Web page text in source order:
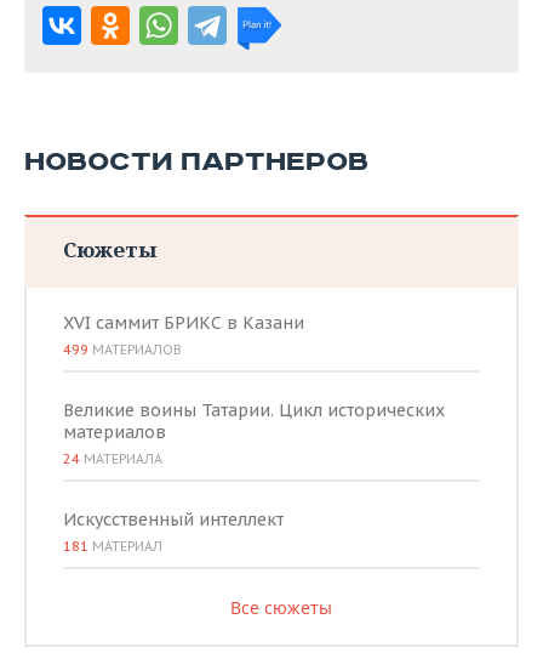
НОВОСТИ ПАРТНЕРОВ
Сюжеты
XVI саммит БРИКС в Казани
499 МАТЕРИАЛОВ
Великие воины Татарии. Цикл исторических
материалов
24 МАТЕРИАЛА
Искусственный интеллект
181 МАТЕРИАЛ
Все сюжеты